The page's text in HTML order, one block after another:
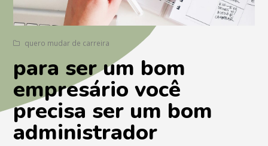
quero mudar de carreira
para ser um bom
empresário você
precisa ser um bom
administrador